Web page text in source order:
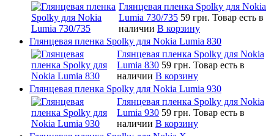
Глянцевая пленка Spolky для Nokia
Lumia 730/735 59 грн. Товар есть в
наличии В корзину
Глянцевая пленка Spolky для Nokia Lumia 830
Глянцевая пленка Spolky для Nokia
Lumia 830 59 грн. Товар есть в
наличии В корзину
Глянцевая пленка Spolky для Nokia Lumia 930
Глянцевая пленка Spolky для Nokia
Lumia 930 59 грн. Товар есть в
наличии В корзину